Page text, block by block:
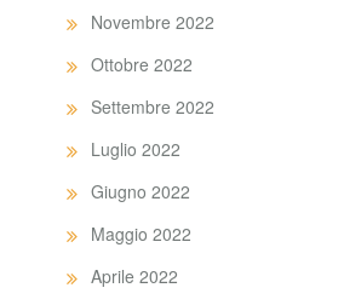
Novembre 2022
Ottobre 2022
Settembre 2022
Luglio 2022
Giugno 2022
Maggio 2022
Aprile 2022